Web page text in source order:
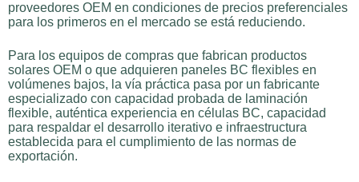
proveedores OEM en condiciones de precios preferenciales
para los primeros en el mercado se está reduciendo.
Para los equipos de compras que fabrican productos
solares OEM o que adquieren paneles BC flexibles en
volúmenes bajos, la vía práctica pasa por un fabricante
especializado con capacidad probada de laminación
flexible, auténtica experiencia en células BC, capacidad
para respaldar el desarrollo iterativo e infraestructura
establecida para el cumplimiento de las normas de
exportación.